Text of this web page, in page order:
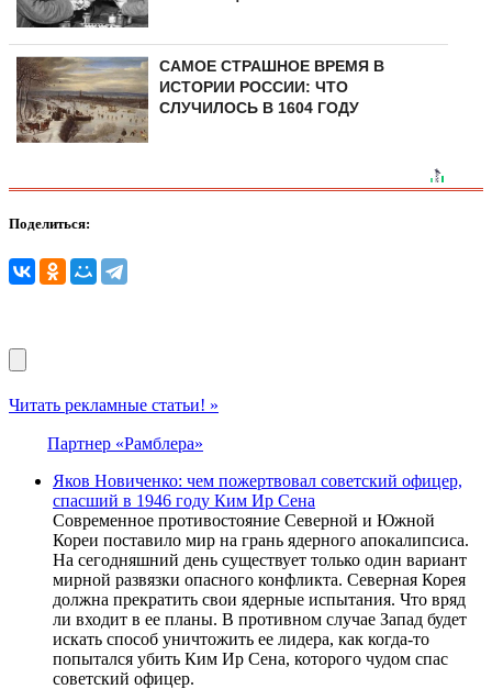
САМОЕ СТРАШНОЕ ВРЕМЯ В
ИСТОРИИ РОССИИ: ЧТО
СЛУЧИЛОСЬ В 1604 ГОДУ
Поделиться:
Читать рекламные статьи! »
Партнер «Рамблера»
Яков Новиченко: чем пожертвовал советский офицер,
спасший в 1946 году Ким Ир Сена
Современное противостояние Северной и Южной
Кореи поставило мир на грань ядерного апокалипсиса.
На сегодняшний день существует только один вариант
мирной развязки опасного конфликта. Северная Корея
должна прекратить свои ядерные испытания. Что вряд
ли входит в ее планы. В противном случае Запад будет
искать способ уничтожить ее лидера, как когда-то
попытался убить Ким Ир Сена, которого чудом спас
советский офицер.